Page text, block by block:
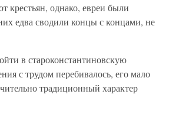
крестьян, однако, евреи были
едва сводили концы с концами, не
в староконстантиновскую
с трудом перебивалось, его мало
традиционный характер